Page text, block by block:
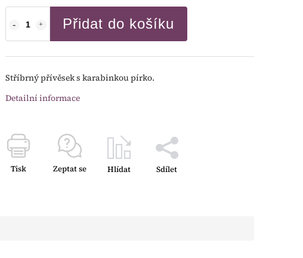
Přidat do košíku
Stříbrný přívěsek s karabinkou pírko.
Detailní informace
Tisk Zeptat se Hlídat Sdílet